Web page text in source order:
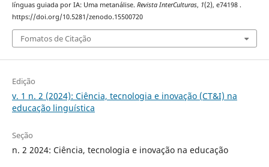
línguas guiada por IA: Uma metanálise. Revista InterCulturas, 1(2), e74198 .
https://doi.org/10.5281/zenodo.15500720
Fomatos de Citação
Edição
v. 1 n. 2 (2024): Ciência, tecnologia e inovação (CT&I) na
educação linguística
Seção
n. 2 2024: Ciência, tecnologia e inovação na educação